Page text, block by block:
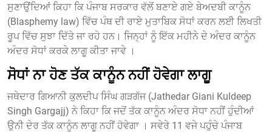
ਸੁਣਾਉਂਦਿਆਂ ਕਿਹਾ ਕਿ ਪੰਜਾਬ ਸਰਕਾਰ ਵੱਲੋਂ ਬਣਾਏ ਗਏ ਬੇਅਦਬੀ ਕਾਨੂੰਨ
(Blasphemy law) ਵਿੱਚ ਪੰਥ ਦੀ ਰਾਏ ਮੁਤਾਬਿਕ ਸੋਧਾਂ ਕਰਨ ਲਈ ਲਿਖਤੀ
ਰੂਪ ਵਿੱਚ ਸੁਝਾ ਦਿੱਤੇ ਜਾ ਰਹੇ ਹਨ। ਜਿਨ੍ਹਾਂ ਨੂੰ ਇੱਕ ਮਹੀਨੇ ਦੇ ਅੰਦਰ ਕਾਨੂੰਨ
ਅੰਦਰ ਸੋਧਾਂ ਕਰਕੇ ਲਾਗੂ ਕੀਤਾ ਜਾਵੇ ।
ਸੋਧਾਂ ਨਾ ਹੋਣ ਤੱਕ ਕਾਨੂੰਨ ਨਹੀਂ ਹੋਵੇਗਾ ਲਾਗੂ
ਜਥੇਦਾਰ ਗਿਆਨੀ ਕੁਲਦੀਪ ਸਿੰਘ ਗੜਗੱਜ (Jathedar Giani Kuldeep
Singh Gargajj) ਨੇ ਕਿਹਾ ਕਿ ਜਦੋਂ ਤੱਕ ਕਾਨੂੰਨ ਅੰਦਰ ਸੋਧਾ ਨਹੀਂ ਹੁੰਦੀਆਂ
ਉਨੀ ਦੇਰ ਤੱਕ ਕਾਨੂੰਨ ਲਾਗੂ ਨਹੀਂ ਹੋਵੇਗਾ । ਸਵੇਰੇ 11 ਵਜੇ ਪਹੁੰਚੇ ਪੰਜਾਬ